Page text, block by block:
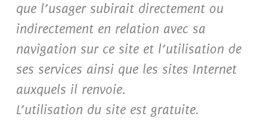
que l’usager subirait directement ou
indirectement en relation avec sa
navigation sur ce site et l’utilisation de
ses services ainsi que les sites Internet
auxquels il renvoie.
L’utilisation du site est gratuite.